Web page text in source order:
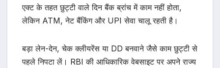
एक्ट के तहत छुट्टी वाले दिन बैंक ब्रांच में काम नहीं होता,
लेकिन ATM, नेट बैंकिंग और UPI सेवा चालू रहती है।
बड़ा लेन-देन, चेक क्लीयरेंस या DD बनवाने जैसे काम छुट्टी से
पहले निपटा लें। RBI की आधिकारिक वेबसाइट पर अपने राज्य